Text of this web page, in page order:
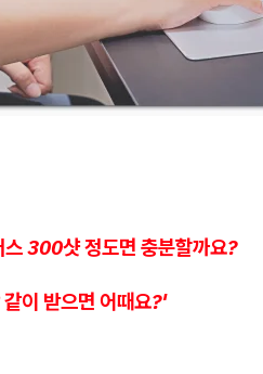
스 300샷 정도면 충분할까요?
이 받으면 어때요?'